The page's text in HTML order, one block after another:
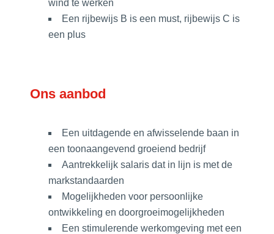
wind te werken
Een rijbewijs B is een must, rijbewijs C is
een plus
Ons aanbod
Een uitdagende en afwisselende baan in
een toonaangevend groeiend bedrijf
Aantrekkelijk salaris dat in lijn is met de
markstandaarden
Mogelijkheden voor persoonlijke
ontwikkeling en doorgroeimogelijkheden
Een stimulerende werkomgeving met een